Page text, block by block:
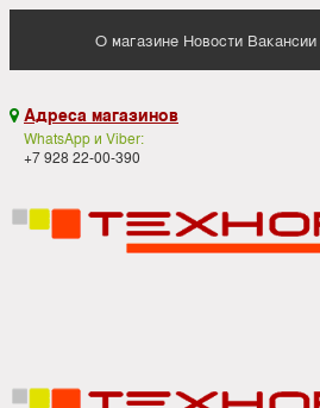
О магазине Новости Вакансии
 Адреса магазинов
WhatsApp и Viber:
+7 928 22-00-390